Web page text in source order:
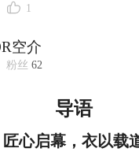
1
空介
粉丝 62
导语
匠心启幕，衣以载